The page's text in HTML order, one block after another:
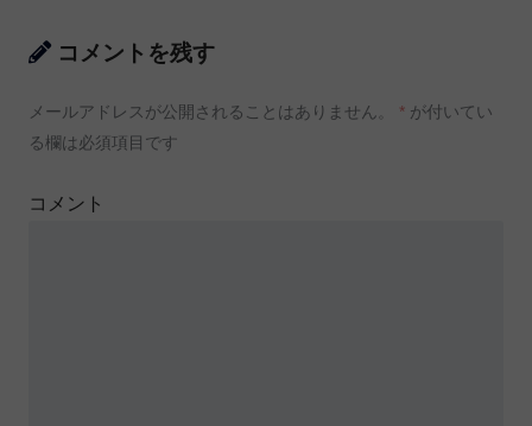
コメントを残す
メールアドレスが公開されることはありません。 * が付いてい
る欄は必須項目です
コメント